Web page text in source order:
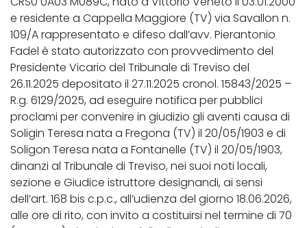
e residente a Cappella Maggiore (TV) via Savallon n.
109/A rappresentato e difeso dall’avv. Pierantonio
Fadel è stato autorizzato con provvedimento del
Presidente Vicario del Tribunale di Treviso del
26.11.2025 depositato il 27.11.2025 cronol. 15843/2025 –
R.g. 6129/2025, ad eseguire notifica per pubblici
proclami per convenire in giudizio gli aventi causa di
Soligin Teresa nata a Fregona (TV) il 20/05/1903 e di
Soligon Teresa nata a Fontanelle (TV) il 20/05/1903,
dinanzi al Tribunale di Treviso, nei suoi noti locali,
sezione e Giudice istruttore designandi, ai sensi
dell’art. 168 bis c.p.c., all’udienza del giorno 18.06.2026,
alle ore di rito, con invito a costituirsi nel termine di 70